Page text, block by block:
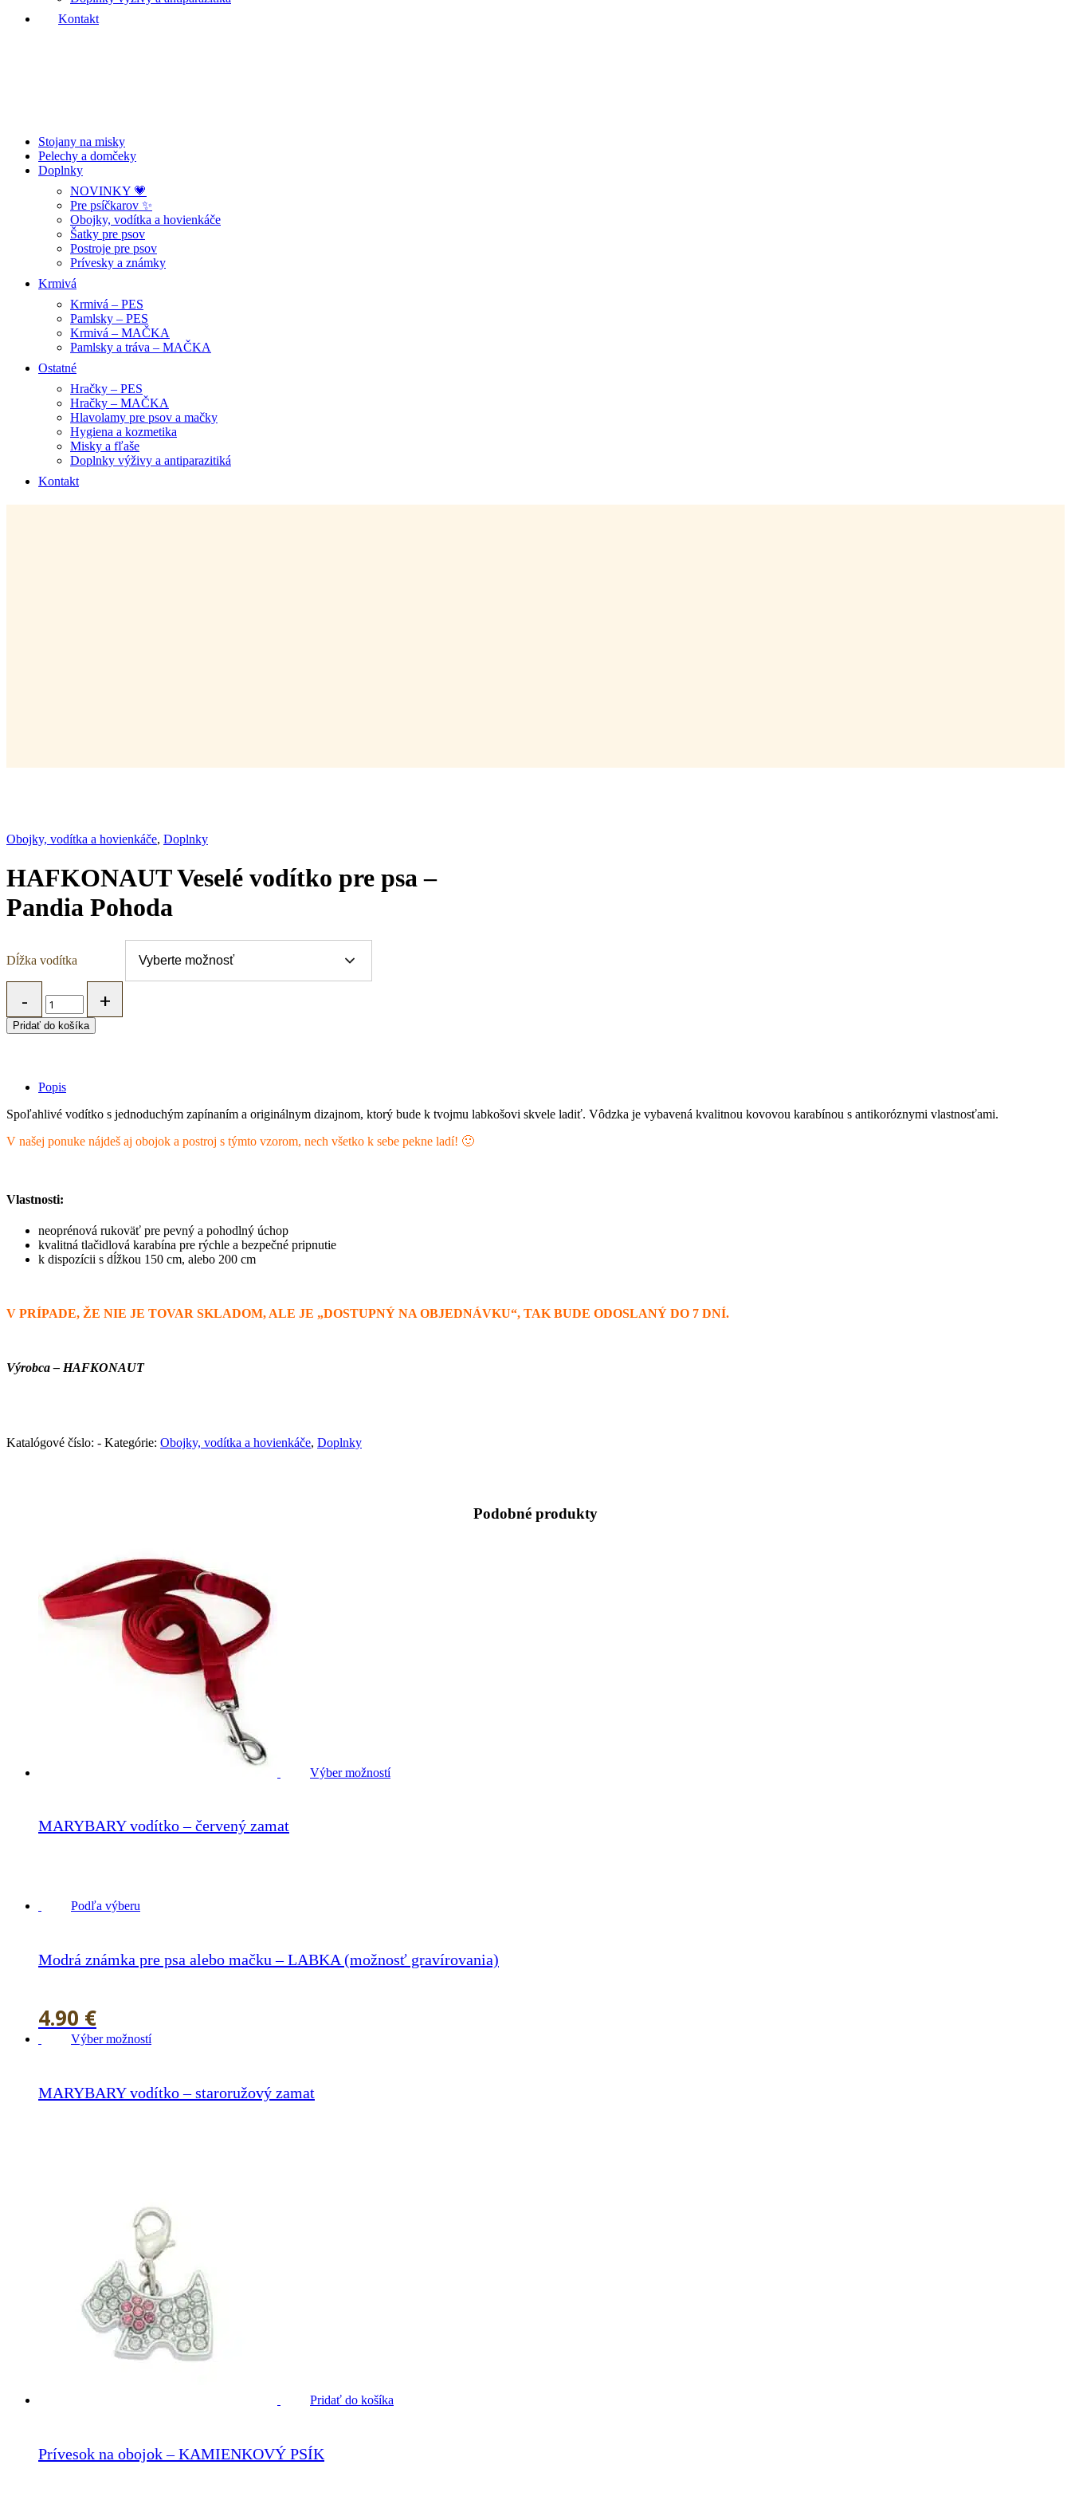
Kontakt
Stojany na misky
Pelechy a domčeky
Doplnky
NOVINKY 💗
Pre psíčkarov ✨
Obojky, vodítka a hovienkáče
Šatky pre psov
Postroje pre psov
Prívesky a známky
Krmivá
Krmivá – PES
Pamlsky – PES
Krmivá – MAČKA
Pamlsky a tráva – MAČKA
Ostatné
Hračky – PES
Hračky – MAČKA
Hlavolamy pre psov a mačky
Hygiena a kozmetika
Misky a fľaše
Doplnky výživy a antiparazitiká
Kontakt
Obojky, vodítka a hovienkáče, Doplnky
HAFKONAUT Veselé vodítko pre psa –
Pandia Pohoda
Dĺžka vodítka
Veselé
vodítko
pre
Pohoda
Pridať do košíka
Popis
Spoľahlivé vodítko s jednoduchým zapínaním a originálnym dizajnom, ktorý bude k tvojmu labkošovi skvele ladiť. Vôdzka je vybavená kvalitnou kovovou karabínou s antikoróznymi vlastnosťami.
V našej ponuke nájdeš aj obojok a postroj s týmto vzorom, nech všetko k sebe pekne ladí! 🙂
Vlastnosti:
neoprénová rukoväť pre pevný a pohodlný úchop
kvalitná tlačidlová karabína pre rýchle a bezpečné pripnutie
k dispozícii s dĺžkou 150 cm, alebo 200 cm
V PRÍPADE, ŽE NIE JE TOVAR SKLADOM, ALE JE „DOSTUPNÝ NA OBJEDNÁVKU“, TAK BUDE ODOSLANÝ DO 7 DNÍ.
Výrobca – HAFKONAUT
Katalógové číslo: - Kategórie: Obojky, vodítka a hovienkáče, Doplnky
Podobné produkty
Výber možností
MARYBARY vodítko – červený zamat
Podľa výberu
Modrá známka pre psa alebo mačku – LABKA (možnosť gravírovania)
4.90 €
Výber možností
MARYBARY vodítko – staroružový zamat
Pridať do košíka
Prívesok na obojok – KAMIENKOVÝ PSÍK